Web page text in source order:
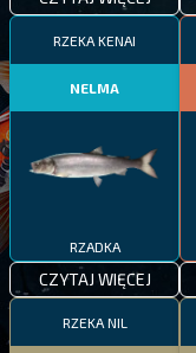
RZEKA KENAI
NELMA
RZADKA
CZYTAJ WIĘCEJ
RZEKA NIL